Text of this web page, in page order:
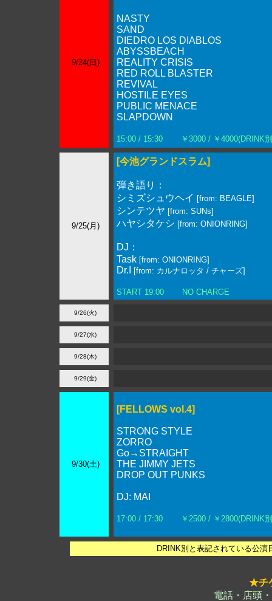
9/24(日)
NASTY
SAND
DIEDRO LOS DIABLOS
ABYSSBEACH
REALITY CRISIS
RED ROLL BLASTER
REVIVAL
HOSTILE EYES
PUBLIC MENACE
SLAPDOWN
15:00 / 15:30 ￥3000 / ￥4000(DRINK
9/25(月)
[今池グランドスラム]
弾き語り：
シミズシュウヘイ [from: BEAGLE]
シンテツヤ [from: SUNs]
ハヤシタケシ [from: ONIONRING]
DJ：
Task [from: ONIONRING]
Dr.I [from: カルナロッタ / チャーズ]
START 19:00 NO CHARGE
9/26(火)
9/27(水)
9/28(木)
9/29(金)
9/30(土)
[FELLOWS vol.4]
STRONG STYLE
ZORRO
Go→STRAIGHT
THE JIMMY JETS
DROP OUT PUNKS
DJ: MAI
17:00 / 17:30 ￥2500 / ￥2800(DRINK
DRINK別と表記されている公
★チ
電話・店頭